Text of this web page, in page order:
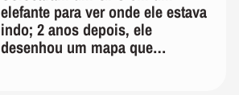
elefante para ver onde ele estava
indo; 2 anos depois, ele
desenhou um mapa que